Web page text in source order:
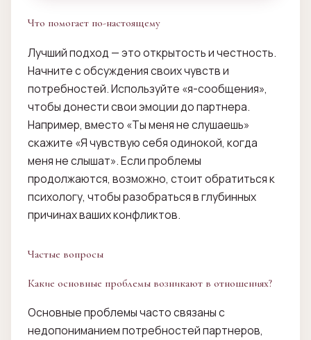
Что помогает по-настоящему
Лучший подход — это открытость и честность.
Начните с обсуждения своих чувств и
потребностей. Используйте «я-сообщения»,
чтобы донести свои эмоции до партнера.
Например, вместо «Ты меня не слушаешь»
скажите «Я чувствую себя одинокой, когда
меня не слышат». Если проблемы
продолжаются, возможно, стоит обратиться к
психологу, чтобы разобраться в глубинных
причинах ваших конфликтов.
Частые вопросы
Какие основные проблемы возникают в отношениях?
Основные проблемы часто связаны с
недопониманием потребностей партнеров,